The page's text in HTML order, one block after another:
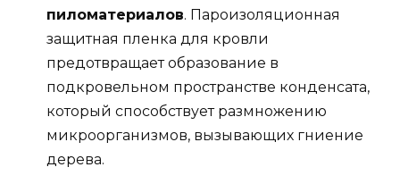
пиломатериалов. Пароизоляционная
защитная пленка для кровли
предотвращает образование в
подкровельном пространстве конденсата,
который способствует размножению
микроорганизмов, вызывающих гниение
дерева.